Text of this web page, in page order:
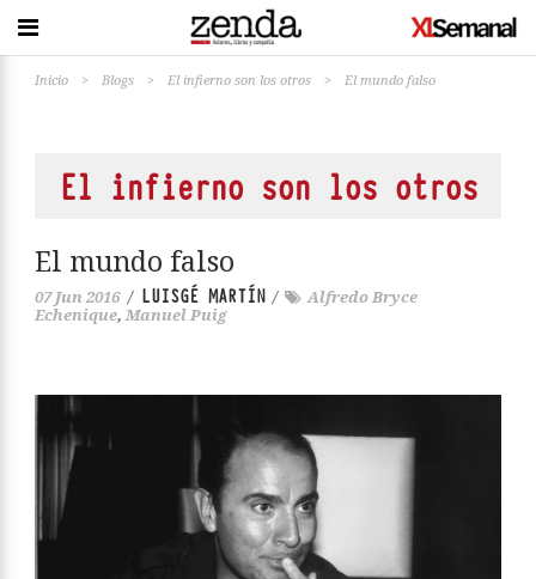
Inicio > Blogs > El infierno son los otros > El mundo falso
El infierno son los otros
El mundo falso
07 Jun 2016 / LUISGÉ MARTÍN /
Alfredo Bryce
Echenique, Manuel Puig